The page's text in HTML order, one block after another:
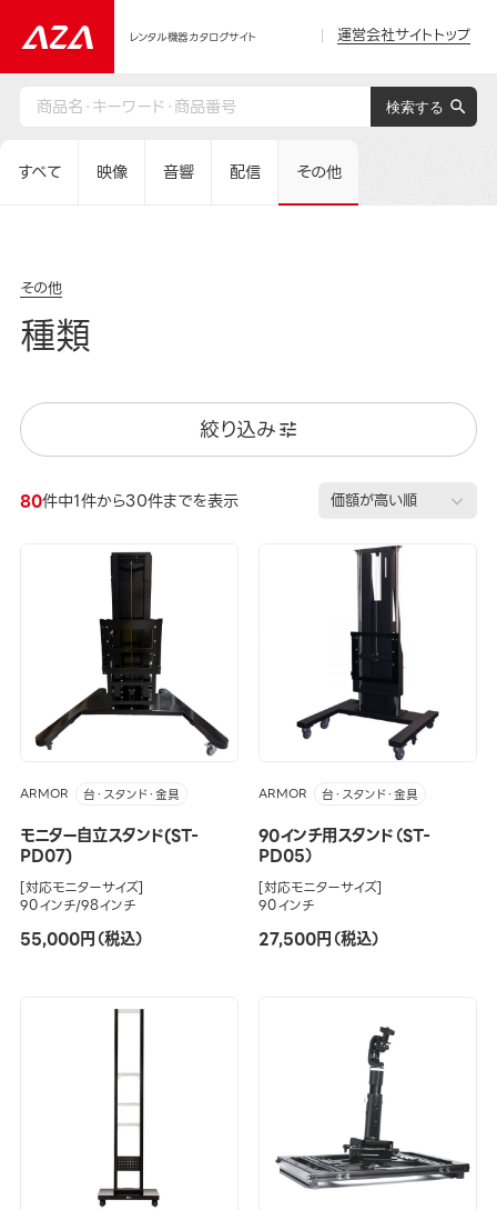
レンタル機器カタログサイト 運営会社サイトトップ
すべて 映像 音響 配信 その他
その他
種類
絞り込み
80件中1件から30件までを表示
ARMOR 台・スタンド・金具
モニター自立スタンド(ST-
PD07)
[対応モニターサイズ]
90インチ/98インチ
55,000円（税込）
ARMOR 台・スタンド・金具
90インチ用スタンド（ST-
PD05）
[対応モニターサイズ]
90インチ
27,500円（税込）